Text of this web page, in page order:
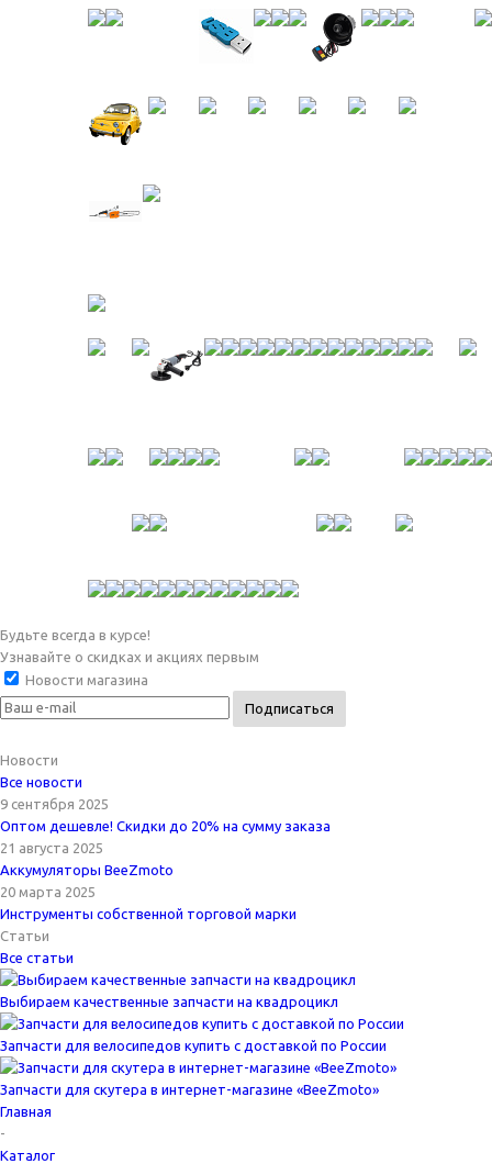
Будьте всегда в курсе!
Узнавайте о скидках и акциях первым
Новости магазина
Новости
Все новости
9 сентября 2025
Оптом дешевле! Скидки до 20% на сумму заказа
21 августа 2025
Аккумуляторы BeeZmoto
20 марта 2025
Инструменты собственной торговой марки
Статьи
Все статьи
Выбираем качественные запчасти на квадроцикл
Запчасти для велосипедов купить с доставкой по России
Запчасти для скутера в интернет-магазине «BeeZmoto»
Главная
-
Каталог